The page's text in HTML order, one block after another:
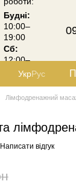
Будні:
10:00–
19:00
Сб:
12:00–
18:00УкрРус
Лімфодренажний
Написати відгук